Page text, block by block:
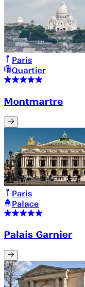
Paris
Quartier
Montmartre
Paris
Palace
Palais Garnier